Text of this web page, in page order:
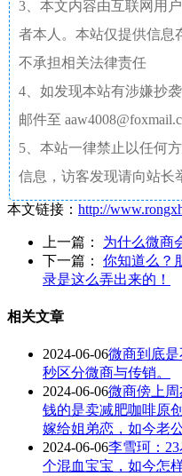
3、本文内容由互联网用
者本人。本站仅提供信息
不承担相关法律责任
4、如发现本站有涉嫌抄
邮件至
5、本站一律禁止以任何
信息，访客发现请向站长
本文链接： http://
上一篇： 为什么微商
下一篇： 你知道么？
录是这么弄出来的！
相关文章
2024-06-06微商到底
秒区分微商与传销。
2024-06-06微商傍上
钱的是卖减肥咖啡原
嫁给姐弟恋，如今老
2024-06-06李雪珂：
个混血宝宝，如今怎